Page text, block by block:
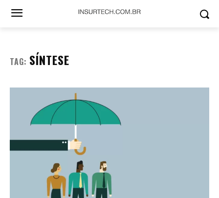
TAG: SÍNTESE